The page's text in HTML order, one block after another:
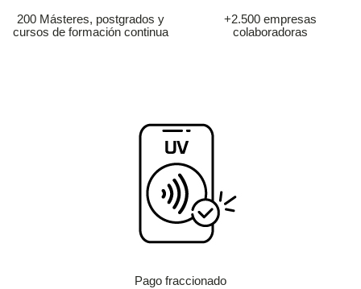
200 Másteres, postgrados y
cursos de formación continua
+2.500 empresas
colaboradoras
Pago fraccionado